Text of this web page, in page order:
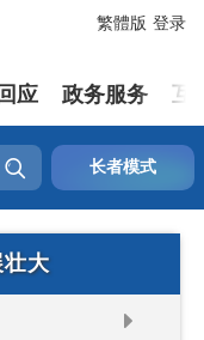
登录
繁體版
应 政务服务 互
 长者模式
壮大